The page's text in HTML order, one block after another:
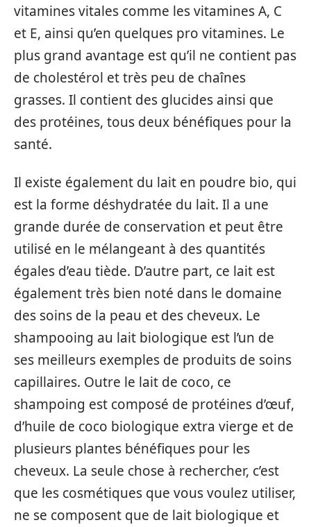
vitamines vitales comme les vitamines A, C
et E, ainsi qu’en quelques pro vitamines. Le
plus grand avantage est qu’il ne contient pas
de cholestérol et très peu de chaînes
grasses. Il contient des glucides ainsi que
des protéines, tous deux bénéfiques pour la
santé.
Il existe également du lait en poudre bio, qui
est la forme déshydratée du lait. Il a une
grande durée de conservation et peut être
utilisé en le mélangeant à des quantités
égales d’eau tiède. D’autre part, ce lait est
également très bien noté dans le domaine
des soins de la peau et des cheveux. Le
shampooing au lait biologique est l’un de
ses meilleurs exemples de produits de soins
capillaires. Outre le lait de coco, ce
shampoing est composé de protéines d’œuf,
d’huile de coco biologique extra vierge et de
plusieurs plantes bénéfiques pour les
cheveux. La seule chose à rechercher, c’est
que les cosmétiques que vous voulez utiliser,
ne se composent que de lait biologique et